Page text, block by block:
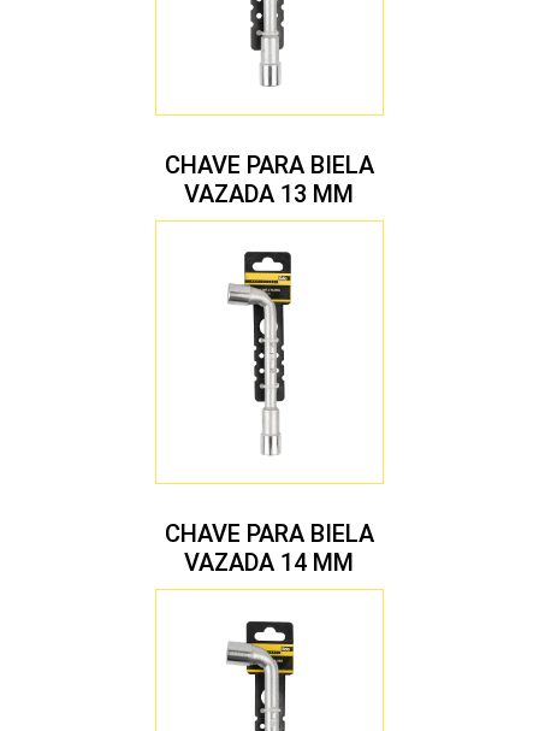
CHAVE PARA BIELA
VAZADA 13 MM
CHAVE PARA BIELA
VAZADA 14 MM